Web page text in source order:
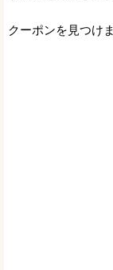
クーポンを見つけ